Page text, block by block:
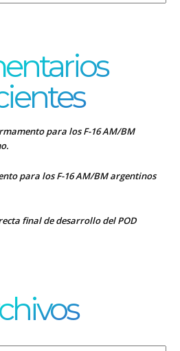
para los F-16 AM/BM
para los F-16 AM/BM argentinos
final de desarrollo del POD